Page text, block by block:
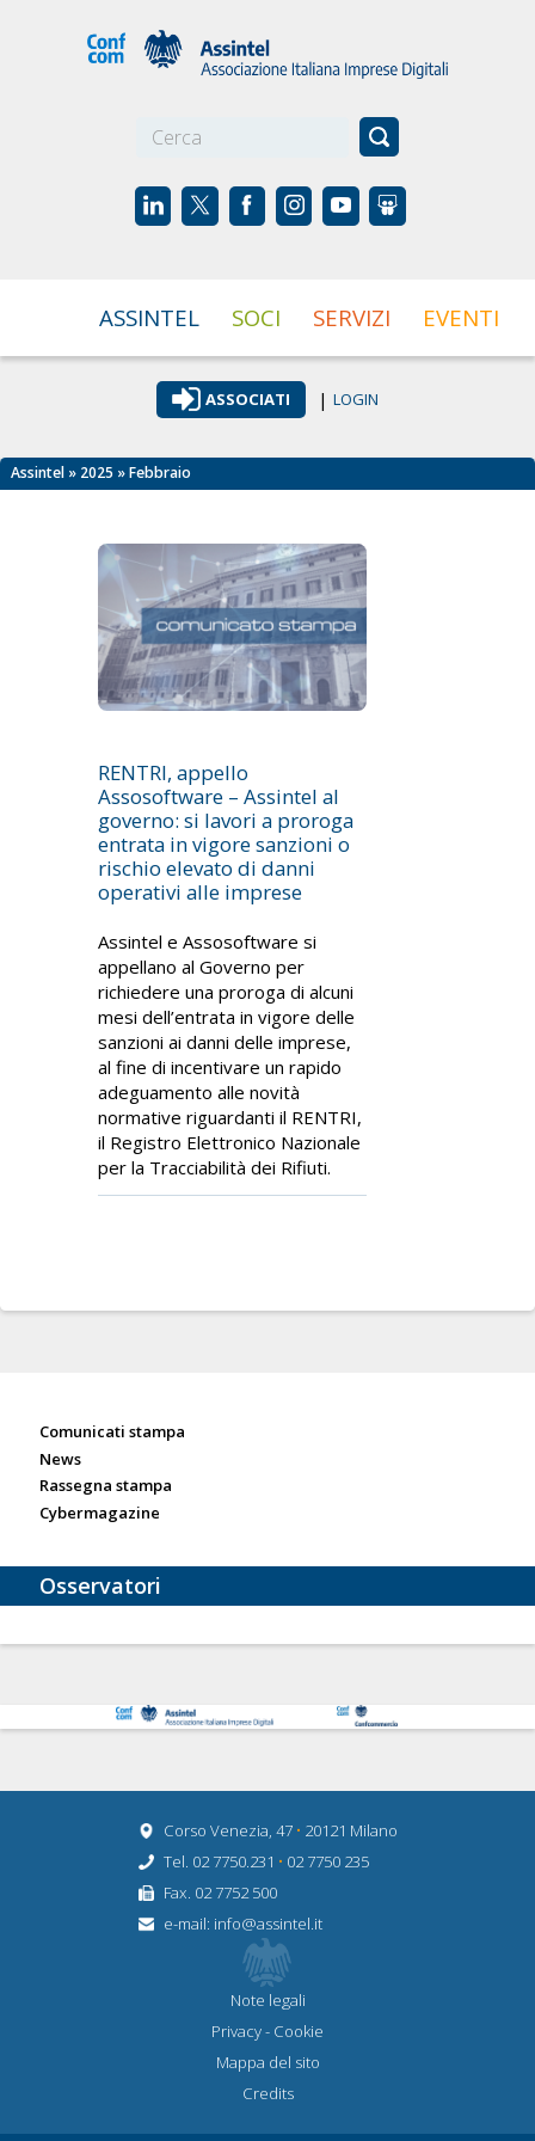
ASSINTEL SOCI SERVIZI EVENTI
ASSOCIATI | LOGIN
Assintel » 2025 » Febbraio
RENTRI, appello
Assosoftware – Assintel al
governo: si lavori a proroga
entrata in vigore sanzioni o
rischio elevato di danni
operativi alle imprese
Assintel e Assosoftware si
appellano al Governo per
richiedere una proroga di alcuni
mesi dell’entrata in vigore delle
sanzioni ai danni delle imprese,
al fine di incentivare un rapido
adeguamento alle novità
normative riguardanti il RENTRI,
il Registro Elettronico Nazionale
per la Tracciabilità dei Rifiuti.
Comunicati stampa
News
Rassegna stampa
Cybermagazine
Osservatori
Corso Venezia, 47 • 20121 Milano
Tel. 02 7750.231 • 02 7750 235
Fax. 02 7752 500
e-mail: info@assintel.it
Note legali
Privacy- Cookie
Mappa del sito
Credits